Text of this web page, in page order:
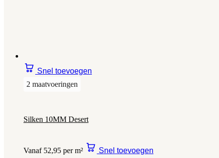
Snel toevoegen
2 maatvoeringen
Silken 10MM Desert
Vanaf 52,95 per m² Snel toevoegen